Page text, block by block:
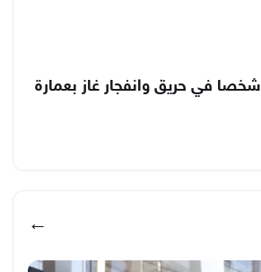
الجزائر: إصابة 23 شخصا في حريق وانفجار غاز بعمارة
←